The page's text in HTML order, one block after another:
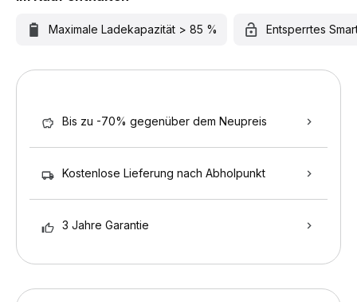
Maximale Ladekapazität > 85 % Entsperrtes
Bis zu -70% gegenüber dem Neupreis
Kostenlose Lieferung nach Abholpunkt
3 Jahre Garantie